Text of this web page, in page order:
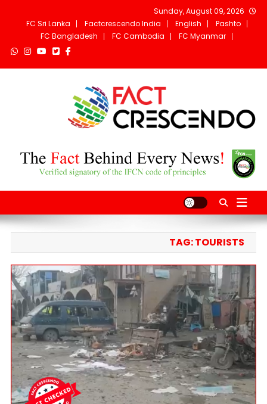
Skip
Sunday, August 09, 2026
Pashto
English
Factcrescendo India
FC Sri Lanka
FC Myanmar
FC Cambodia
FC Bangladesh
Fact Crescendo
Afghanistan
TAG:TOURISTS